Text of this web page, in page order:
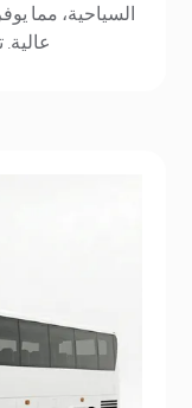
السياحية، مما
عالية.